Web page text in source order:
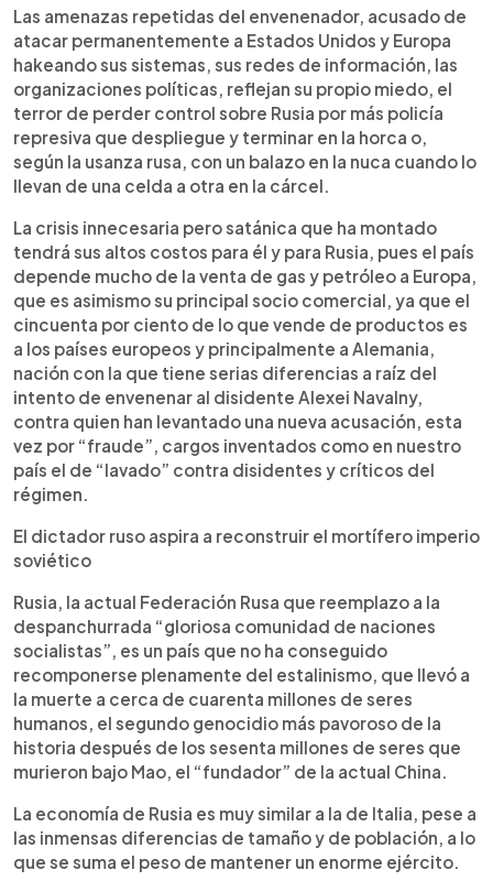
Las amenazas repetidas del envenenador, acusado de
atacar permanentemente a Estados Unidos y Europa
hakeando sus sistemas, sus redes de información, las
organizaciones políticas, reflejan su propio miedo, el
terror de perder control sobre Rusia por más policía
represiva que despliegue y terminar en la horca o,
según la usanza rusa, con un balazo en la nuca cuando lo
llevan de una celda a otra en la cárcel.
La crisis innecesaria pero satánica que ha montado
tendrá sus altos costos para él y para Rusia, pues el país
depende mucho de la venta de gas y petróleo a Europa,
que es asimismo su principal socio comercial, ya que el
cincuenta por ciento de lo que vende de productos es
a los países europeos y principalmente a Alemania,
nación con la que tiene serias diferencias a raíz del
intento de envenenar al disidente Alexei Navalny,
contra quien han levantado una nueva acusación, esta
vez por “fraude”, cargos inventados como en nuestro
país el de “lavado” contra disidentes y críticos del
régimen.
El dictador ruso aspira a reconstruir el mortífero imperio
soviético
Rusia, la actual Federación Rusa que reemplazo a la
despanchurrada “gloriosa comunidad de naciones
socialistas”, es un país que no ha conseguido
recomponerse plenamente del estalinismo, que llevó a
la muerte a cerca de cuarenta millones de seres
humanos, el segundo genocidio más pavoroso de la
historia después de los sesenta millones de seres que
murieron bajo Mao, el “fundador” de la actual China.
La economía de Rusia es muy similar a la de Italia, pese a
las inmensas diferencias de tamaño y de población, a lo
que se suma el peso de mantener un enorme ejército.